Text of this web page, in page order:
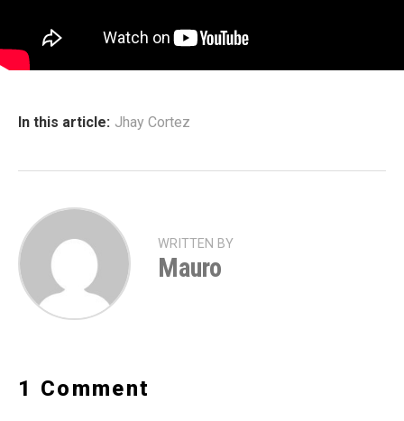
In this article: Jhay Cortez
WRITTEN BY
Mauro
1 Comment